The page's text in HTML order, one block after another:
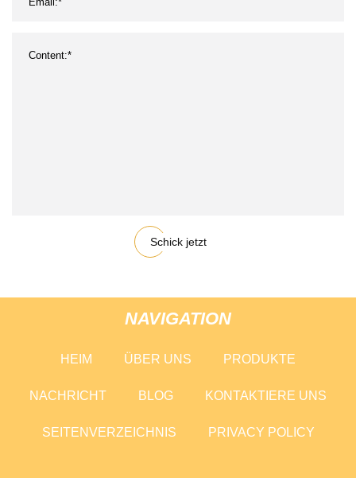
Schick jetzt
NAVIGATION
HEIM ÜBER UNS PRODUKTE
NACHRICHT BLOG KONTAKTIERE UNS
SEITENVERZEICHNIS PRIVACY POLICY